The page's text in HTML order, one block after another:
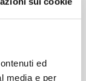
ed
media e per